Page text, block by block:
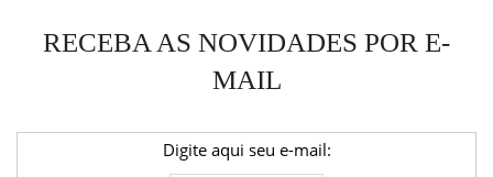
RECEBA AS NOVIDADES POR E-
MAIL
Digite aqui seu e-mail: